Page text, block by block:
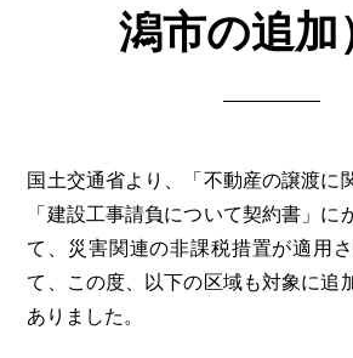
潟市の追加
国土交通省より、「不動産の譲渡に
「建設工事請負について契約書」に
て、災害関連の非課税措置が適用
て、この度、以下の区域も対象に追
ありました。